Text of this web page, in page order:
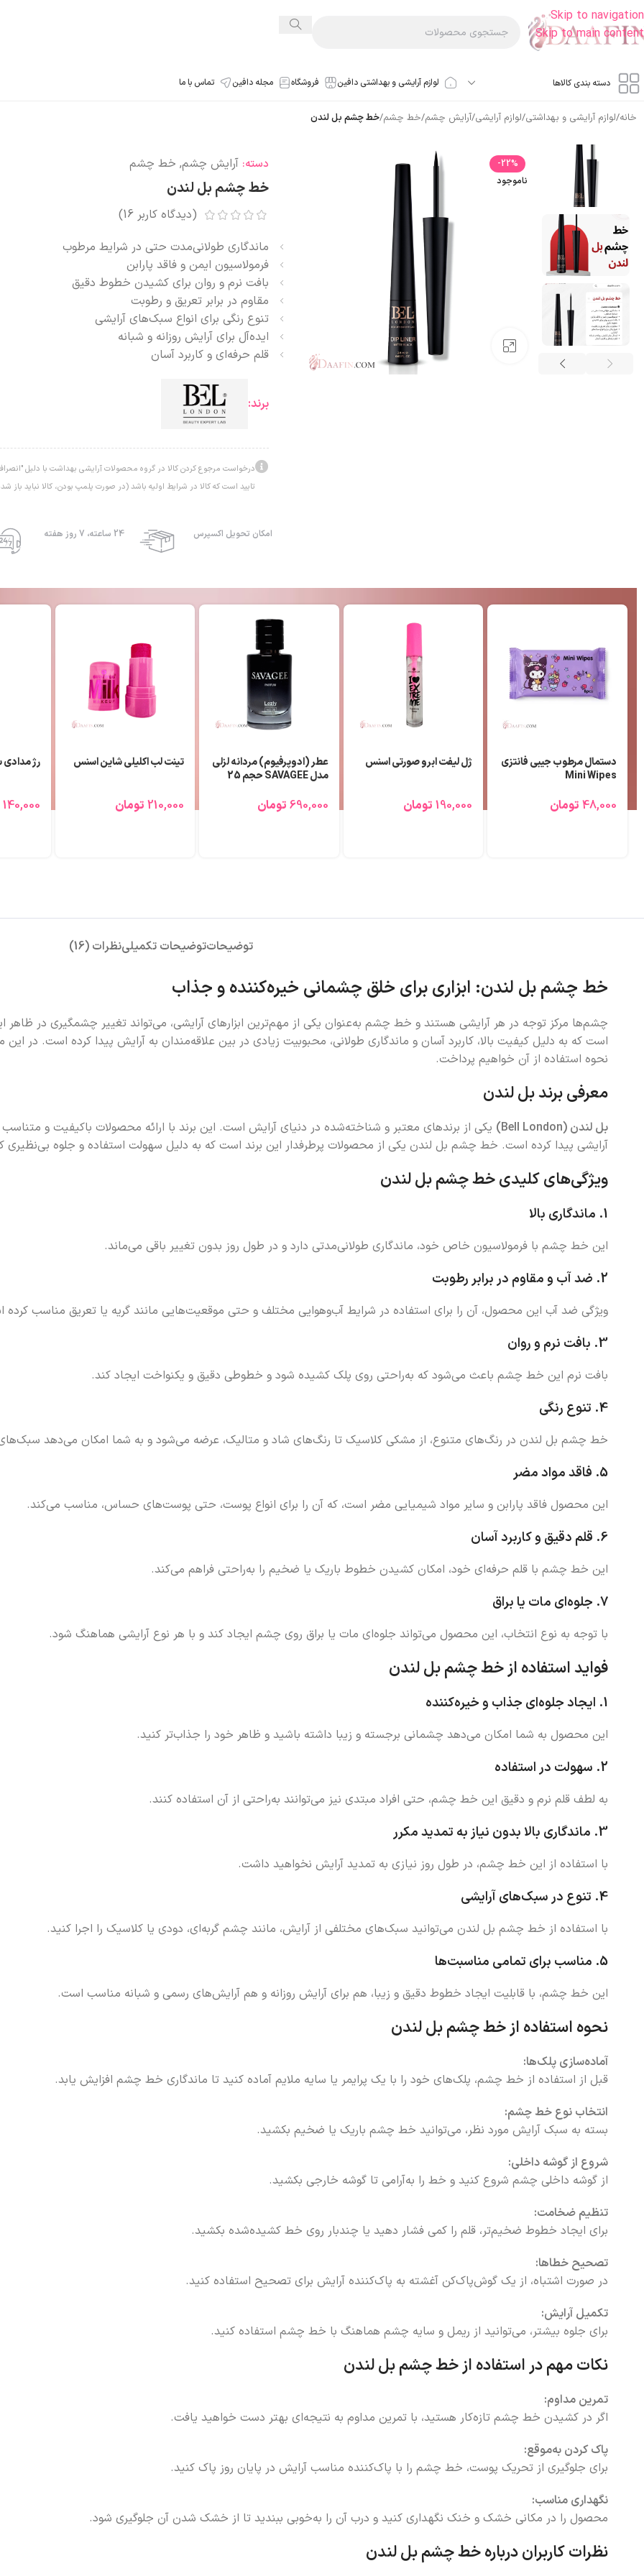
Skip to navigation
Skip to main content
دسته بندی کالاها لوازم آرایشی و بهداشتی دافین فروشگاه مجله دافین تماس با ما
خانه/لوازم آرایشی و بهداشتی/لوازم آرایشی/آرایش چشم/خط چشم/خط چشم بل لندن
-22%
ناموجود
بزرگنمایی تصویر
دسته: آرایش چشم, خط چشم
خط چشم بل لندن
(دیدگاه کاربر16
)
ماندگاری طولانی‌مدت حتی در شرایط مرطوب
فرمولاسیون ایمن و فاقد پارابن
بافت نرم و روان برای کشیدن خطوط دقیق
مقاوم در برابر تعریق و رطوبت
تنوع رنگی برای انواع سبک‌های آرایشی
ایده‌آل برای آرایش روزانه و شبانه
قلم حرفه‌ای و کاربرد آسان
برند:
درخواست مرجوع کردن کالا در گروه محصولات آرایشی بهداشت با دلیل
تایید است که کالا در شرایط اولیه باشد (در صورت پلمپ بودن، کالا نباید باز
امکان تحویل اکسپرس 24 ساعته، 7 روز هفته
تیغ ابرو و بینی مالیا 3 عددی
70,000 تومان
عطر (ادوپرفیوم) مردانه بلو
690,000 تومان
رژلب مدادی آی کلاس Iclass
130,000 تومان
عطر (ادوپرفیوم) اکلت لزلی
690,000 تومان
عطر
690,000
توضیحاتتوضیحات تکمیلینظرات (16)
خط چشم بل لندن: ابزاری برای خلق چشمانی خیره‌کننده و جذاب
چشم‌ها مرکز توجه در هر آرایشی هستند و خط چشم به‌عنوان یکی از مهم‌ترین ابزارهای آرایشی، می‌تواند تغییر چشمگیری در ظاهر
است که به دلیل کیفیت بالا، کاربرد آسان و ماندگاری طولانی، محبوبیت زیادی در بین علاقه‌مندان به آرایش پیدا کرده است. در
نحوه استفاده از آن خواهیم پرداخت.
معرفی برند بل لندن
بل لندن (Bell London)
یکی از برندهای معتبر و شناخته‌شده در دنیای آرایش است. این برند با ارائه محصولات باکیفیت و
آرایشی پیدا کرده است. خط چشم بل لندن یکی از محصولات پرطرفدار این برند است که به دلیل سهولت استفاده و جلوه بی‌نظیری
ویژگی‌های کلیدی خط چشم بل لندن
1. ماندگاری بالا
این خط چشم با فرمولاسیون خاص خود، ماندگاری طولانی‌مدتی دارد و در طول روز بدون تغییر باقی می‌ماند.
2. ضد آب و مقاوم در برابر رطوبت
ویژگی ضد آب این محصول، آن را برای استفاده در شرایط آب‌وهوایی مختلف و حتی موقعیت‌هایی مانند گریه یا تعریق مناسب کرده
3. بافت نرم و روان
بافت نرم این خط چشم باعث می‌شود که به‌راحتی روی پلک کشیده شود و خطوطی دقیق و یکنواخت ایجاد کند.
4. تنوع رنگی
خط چشم بل لندن در رنگ‌های متنوع، از مشکی کلاسیک تا رنگ‌های شاد و متالیک، عرضه می‌شود و به شما امکان می‌دهد سبک‌های
5. فاقد مواد مضر
این محصول فاقد پارابن و سایر مواد شیمیایی مضر است، که آن را برای انواع پوست، حتی پوست‌های حساس، مناسب می‌کند.
6. قلم دقیق و کاربرد آسان
این خط چشم با قلم حرفه‌ای خود، امکان کشیدن خطوط باریک یا ضخیم را به‌راحتی فراهم می‌کند.
7. جلوه‌ای مات یا براق
با توجه به نوع انتخاب، این محصول می‌تواند جلوه‌ای مات یا براق روی چشم ایجاد کند و با هر نوع آرایشی هماهنگ شود.
فواید استفاده از خط چشم بل لندن
1. ایجاد جلوه‌ای جذاب و خیره‌کننده
این محصول به شما امکان می‌دهد چشمانی برجسته و زیبا داشته باشید و ظاهر خود را جذاب‌تر کنید.
2. سهولت در استفاده
به لطف قلم نرم و دقیق این خط چشم، حتی افراد مبتدی نیز می‌توانند به‌راحتی از آن استفاده کنند.
3. ماندگاری بالا بدون نیاز به تمدید مکرر
با استفاده از این خط چشم، در طول روز نیازی به تمدید آرایش نخواهید داشت.
4. تنوع در سبک‌های آرایشی
با استفاده از خط چشم بل لندن می‌توانید سبک‌های مختلفی از آرایش، مانند چشم گربه‌ای، دودی یا کلاسیک را اجرا کنید.
5. مناسب برای تمامی مناسبت‌ها
این خط چشم، با قابلیت ایجاد خطوط دقیق و زیبا، هم برای آرایش روزانه و هم آرایش‌های رسمی و شبانه مناسب است.
نحوه استفاده از خط چشم بل لندن
آماده‌سازی پلک‌ها:
قبل از استفاده از خط چشم، پلک‌های خود را با یک پرایمر یا سایه ملایم آماده کنید تا ماندگاری خط چشم افزایش یابد.
انتخاب نوع خط چشم:
بسته به سبک آرایش مورد نظر، می‌توانید خط چشم باریک یا ضخیم بکشید.
شروع از گوشه داخلی:
از گوشه داخلی چشم شروع کنید و خط را به‌آرامی تا گوشه خارجی بکشید.
تنظیم ضخامت:
برای ایجاد خطوط ضخیم‌تر، قلم را کمی فشار دهید یا چندبار روی خط کشیده‌شده بکشید.
تصحیح خطاها:
در صورت اشتباه، از یک گوش‌پاک‌کن آغشته به پاک‌کننده آرایش برای تصحیح استفاده کنید.
تکمیل آرایش:
برای جلوه بیشتر، می‌توانید از ریمل و سایه چشم هماهنگ با خط چشم استفاده کنید.
نکات مهم در استفاده از خط چشم بل لندن
تمرین مداوم:
اگر در کشیدن خط چشم تازه‌کار هستید، با تمرین مداوم به نتیجه‌ای بهتر دست خواهید یافت.
پاک کردن به‌موقع:
برای جلوگیری از تحریک پوست، خط چشم را با پاک‌کننده مناسب آرایش در پایان روز پاک کنید.
نگهداری مناسب:
محصول را در مکانی خشک و خنک نگهداری کنید و درب آن را به‌خوبی ببندید تا از خشک شدن آن جلوگیری شود.
نظرات کاربران درباره خط چشم بل لندن